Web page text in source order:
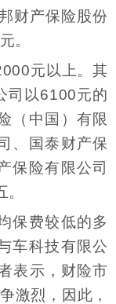
财产保险股份
。
元以上。其
司以6100元的
（中国）有限
、国泰财产保
保险有限公司
保费较低的多
车科技有限公
表示，财险市
激烈，因此，